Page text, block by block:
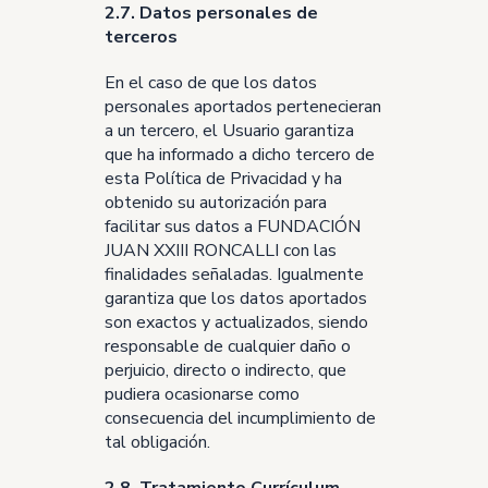
2.7. Datos personales de
terceros
En el caso de que los datos
personales aportados pertenecieran
a un tercero, el Usuario garantiza
que ha informado a dicho tercero de
esta Política de Privacidad y ha
obtenido su autorización para
facilitar sus datos a FUNDACIÓN
JUAN XXIII RONCALLI con las
finalidades señaladas. Igualmente
garantiza que los datos aportados
son exactos y actualizados, siendo
responsable de cualquier daño o
perjuicio, directo o indirecto, que
pudiera ocasionarse como
consecuencia del incumplimiento de
tal obligación.